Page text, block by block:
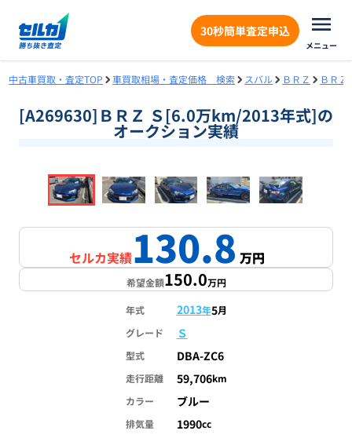
30秒簡単査定申込
メニュー
中古車買取・査定TOP 車買取相場・査定価格 検索 スバル ＢＲＺ ＢＲＺ
[A269630]ＢＲＺ Ｓ[6.0万km/2013年式]の
オークション実績
1/18
セルカ実績130.8万円
希望金額150.0万円
年式 2013年5月
グレード
Ｓ
型式 DBA-ZC6
走行距離 59,706km
カラー
ブルー
排気量 1990cc